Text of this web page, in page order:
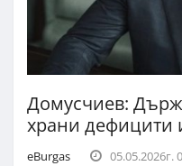
Домусчиев:
храни дефицити
eBurgas 05.05.2026г.